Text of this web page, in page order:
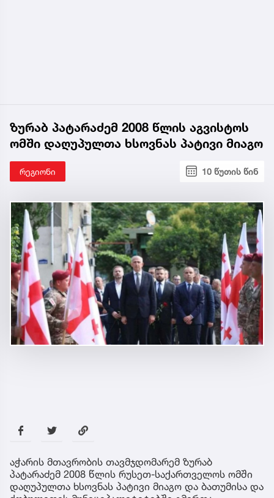
ზურაბ პატარაძემ 2008 წლის აგვისტოს
ომში დაღუპულთა ხსოვნას პატივი მიაგო
რეგიონი 10 წუთის წინ
აჭარის მთავრობის თავმჯდომარემ ზურაბ
პატარაძემ 2008 წლის რუსეთ-საქართველოს ომში
დაღუპულთა ხსოვნას პატივი მიაგო და ბათუმისა და